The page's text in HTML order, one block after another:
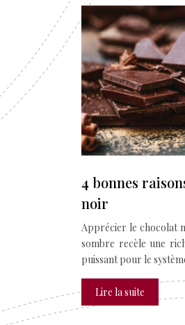
4 bonnes
noir
Apprécier le chocolat
sombre recèle une
puissant pour le
Lire la suite